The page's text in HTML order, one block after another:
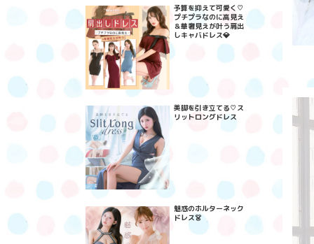
予算を抑えて可愛く♡
プチプラなのに高見え
＆華奢見えが叶う肩出
しキャバドレス💎
美脚を引き立てる♡ス
リットロングドレス
魅惑のホルターネック
ドレス👗